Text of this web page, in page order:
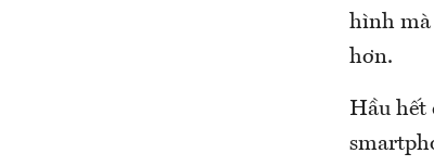
hình mà
hơn.
Hầu hết